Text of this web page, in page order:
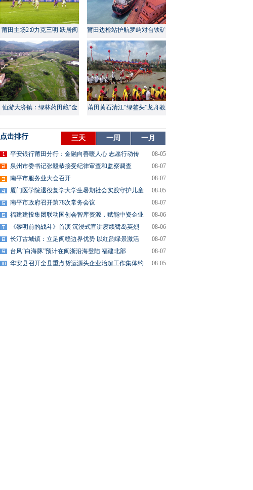
莆田主场2∶0力克三明 跃居闽
超积分榜第四
莆田边检站护航罗屿对台铁矿
中转量同比增长超60%
仙游大济镇：绿林药田藏“金
莆田黄石清江“绿鳌头”龙舟教
点击排行 三天 一周 一月
平安银行莆田分行：金融向善暖人心 志愿行动传
08-05
泉州市委书记张毅恭接受纪律审查和监察调查
08-07
南平市服务业大会召开
08-07
厦门医学院退役复学大学生暑期社会实践守护儿童
08-05
南平市政府召开第78次常务会议
08-07
福建建投集团联动国创会智库资源，赋能中资企业
08-06
《黎明前的战斗》首演 沉浸式宣讲赓续鹭岛英烈
08-06
长汀古城镇：立足闽赣边界优势 以红韵绿景激活
08-07
台风“白海豚”预计在闽浙沿海登陆 福建北部
08-07
华安县召开全县重点货运源头企业治超工作集体约
08-05